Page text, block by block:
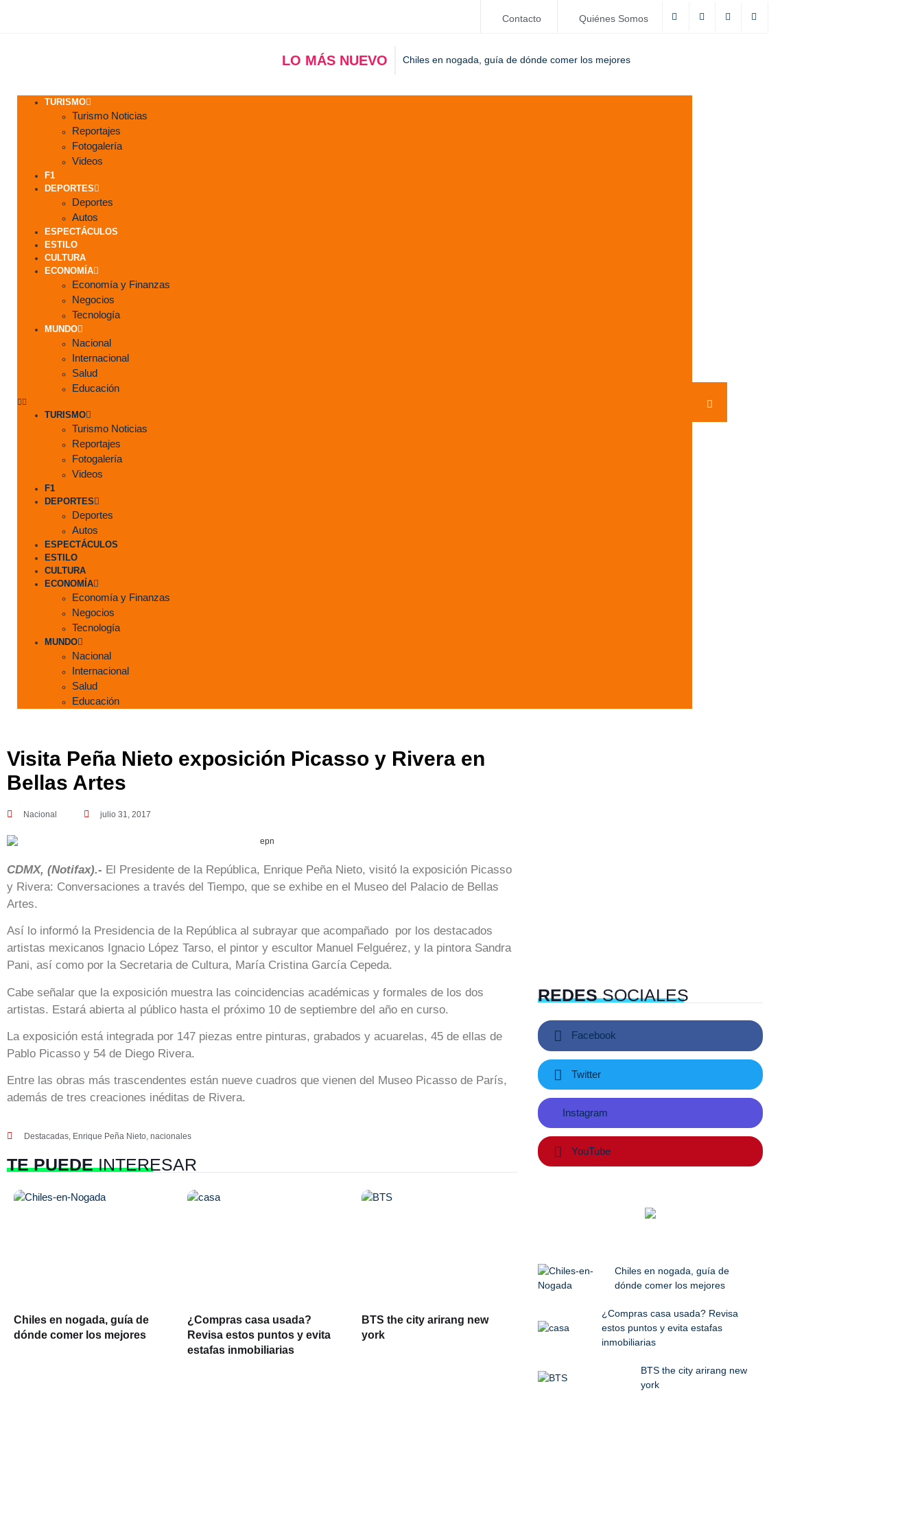
Contacto Quiénes Somos
LO MÁS NUEVO Chiles en nogada, guía de dónde comer los mejores
TURISMO
Turismo Noticias
Reportajes
Fotogalería
Videos
F1
DEPORTES
Deportes
Autos
ESPECTÁCULOS
ESTILO
CULTURA
ECONOMÍA
Economía y Finanzas
Negocios
Tecnología
MUNDO
Nacional
Internacional
Salud
Educación
TURISMO
Turismo Noticias
Reportajes
Fotogalería
Videos
F1
DEPORTES
Deportes
Autos
ESPECTÁCULOS
ESTILO
CULTURA
ECONOMÍA
Economía y Finanzas
Negocios
Tecnología
MUNDO
Nacional
Internacional
Salud
Educación
Visita Peña Nieto exposición Picasso y Rivera en
Bellas Artes
Nacional julio 31, 2017
CDMX, (Notifax).- El Presidente de la República, Enrique Peña Nieto, visitó la exposición Picasso
y Rivera: Conversaciones a través del Tiempo, que se exhibe en el Museo del Palacio de Bellas
Artes.
Así lo informó la Presidencia de la República al subrayar que acompañado por los destacados
artistas mexicanos Ignacio López Tarso, el pintor y escultor Manuel Felguérez, y la pintora Sandra
Pani, así como por la Secretaria de Cultura, María Cristina García Cepeda.
Cabe señalar que la exposición muestra las coincidencias académicas y formales de los dos
artistas. Estará abierta al público hasta el próximo 10 de septiembre del año en curso.
La exposición está integrada por 147 piezas entre pinturas, grabados y acuarelas, 45 de ellas de
Pablo Picasso y 54 de Diego Rivera.
Entre las obras más trascendentes están nueve cuadros que vienen del Museo Picasso de París,
además de tres creaciones inéditas de Rivera.
Destacadas Enrique Peña Nieto nacionales
TE PUEDEINTERESAR
Chiles en nogada, guía de
dónde comer los mejores
¿Compras casa usada?
Revisa estos puntos y evita
estafas inmobiliarias
BTS the city arirang new
york
REDESSOCIALES
Facebook
Twitter
Instagram
YouTube
Chiles en nogada, guía de
dónde comer los mejores
¿Compras casa usada? Revisa
estos puntos y evita estafas
inmobiliarias
BTS the city arirang new
york